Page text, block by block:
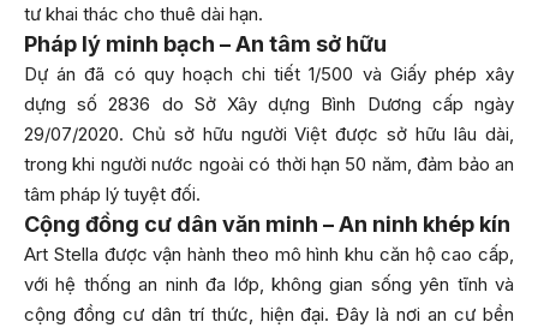
tư khai thác cho thuê dài hạn.
Pháp lý minh bạch – An tâm sở hữu
Dự án đã có quy hoạch chi tiết 1/500 và Giấy phép xây
dựng số 2836 do Sở Xây dựng Bình Dương cấp ngày
29/07/2020. Chủ sở hữu người Việt được sở hữu lâu dài,
trong khi người nước ngoài có thời hạn 50 năm, đảm bảo an
tâm pháp lý tuyệt đối.
Cộng đồng cư dân văn minh – An ninh khép kín
Art Stella được vận hành theo mô hình khu căn hộ cao cấp,
với hệ thống an ninh đa lớp, không gian sống yên tĩnh và
cộng đồng cư dân trí thức, hiện đại. Đây là nơi an cư bền